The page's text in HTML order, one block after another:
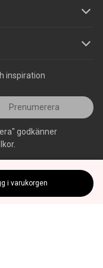
inspiration
Prenumerera
godkänner
i varukorgen